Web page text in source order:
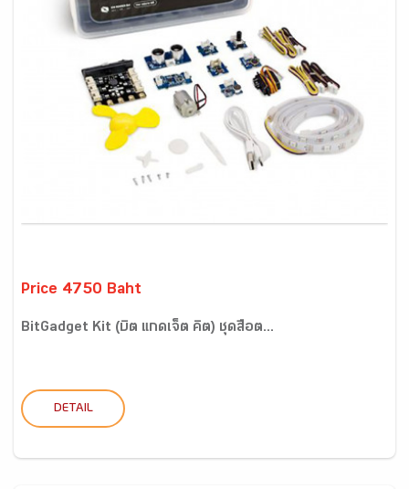
Price 4750 Baht
BitGadget Kit (บิต แกดเจ็ต คิต) ชุดสื่อต...
DETAIL